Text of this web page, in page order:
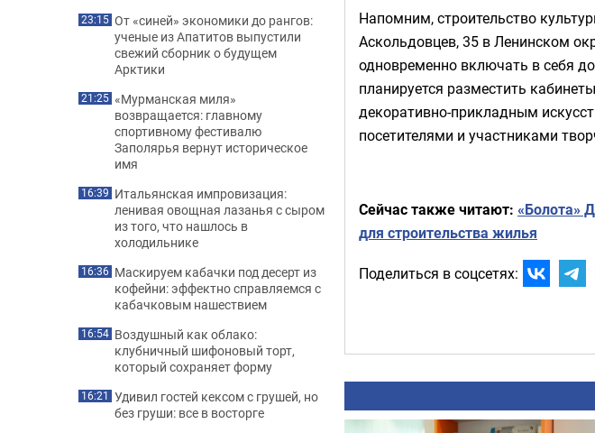
Напомним, строительство
Аскольдовцев, 35 в Ленинском
одновременно включать в себя
планируется разместить
декоративно-прикладным
посетителями и участниками
Сейчас также читают: «Болота»
для строительства жилья
Поделиться в соцсетях:
23:15 От «синей» экономики до рангов:
ученые из Апатитов выпустили
свежий сборник о будущем
Арктики
21:25 «Мурманская миля»
возвращается: главному
спортивному фестивалю
Заполярья вернут историческое
имя
16:39 Итальянская импровизация:
ленивая овощная лазанья с сыром
из того, что нашлось в
холодильнике
16:36 Маскируем кабачки под десерт из
кофейни: эффектно справляемся с
кабачковым нашествием
16:54 Воздушный как облако:
клубничный шифоновый торт,
который сохраняет форму
16:21 Удивил гостей кексом с грушей, но
без груши: все в восторге